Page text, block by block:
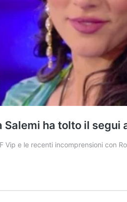
Salemi ha tolto il segui
Vip e le recenti incomprensioni con